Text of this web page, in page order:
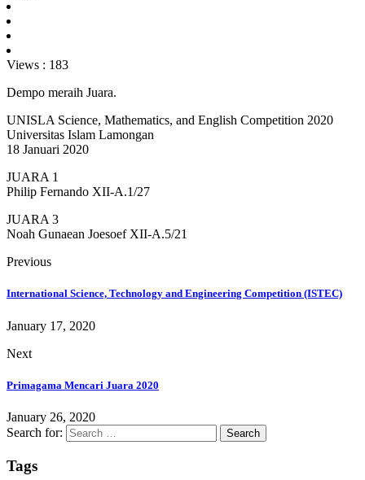
Views : 183
Dempo meraih Juara.
UNISLA Science, Mathematics, and English Competition 2020
Universitas Islam Lamongan
18 Januari 2020
JUARA 1
Philip Fernando XII-A.1/27
JUARA 3
Noah Gunaean Joesoef XII-A.5/21
Previous
International Science, Technology and Engineering Competition (ISTEC)
January 17, 2020
Next
Primagama Mencari Juara 2020
January 26, 2020
Search for:
Tags